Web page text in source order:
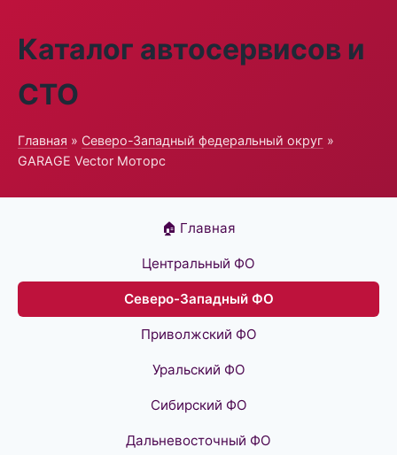
Каталог автосервисов и
СТО
Главная » Северо-Западный федеральный округ »
GARAGE Vector Моторс
🏠 Главная
Центральный ФО
Северо-Западный ФО
Приволжский ФО
Уральский ФО
Сибирский ФО
Дальневосточный ФО